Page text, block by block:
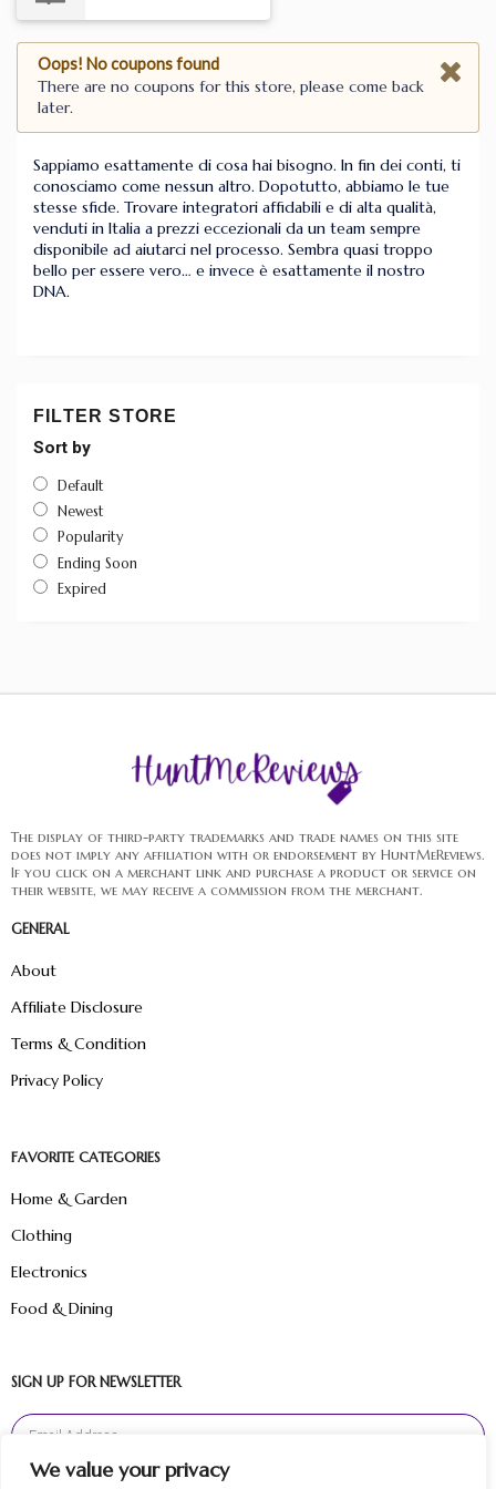
We value your privacy
Oops! No coupons found
There are no coupons for this store, please come back
later.
Sappiamo esattamente di cosa hai bisogno. In fin dei conti, ti
conosciamo come nessun altro. Dopotutto, abbiamo le tue
stesse sfide. Trovare integratori affidabili e di alta qualità,
venduti in Italia a prezzi eccezionali da un team sempre
disponibile ad aiutarci nel processo. Sembra quasi troppo
bello per essere vero… e invece è esattamente il nostro
DNA.
FILTER STORE
Sort by
Default
Newest
Popularity
Ending Soon
Expired
The display of third-party trademarks and trade names on this site
does not imply any affiliation with or endorsement by HuntMeReviews.
If you click on a merchant link and purchase a product or service on
their website, we may receive a commission from the merchant.
GENERAL
About
Affiliate Disclosure
Terms & Condition
Privacy Policy
FAVORITE CATEGORIES
Home & Garden
Clothing
Electronics
Food & Dining
SIGN UP FOR NEWSLETTER